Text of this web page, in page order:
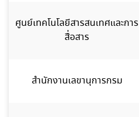
ศูนย์เทคโนโลยีสารสนเทศและการ
สื่อสาร
สำนักงานเลขานุการกรม